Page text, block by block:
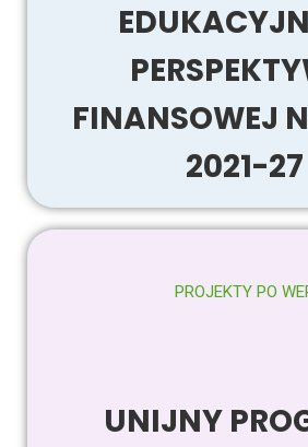
FINANSOWEJ
2021-27
PROJEKTY PO
UNIJNY